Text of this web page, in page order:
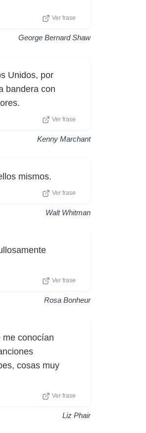
Ver frase
George Bernard Shaw
Unidos, por
bandera con
Ver frase
Kenny Marchant
mismos.
Ver frase
Walt Whitman
Ver frase
Rosa Bonheur
me conocían
cosas muy
Ver frase
Liz Phair